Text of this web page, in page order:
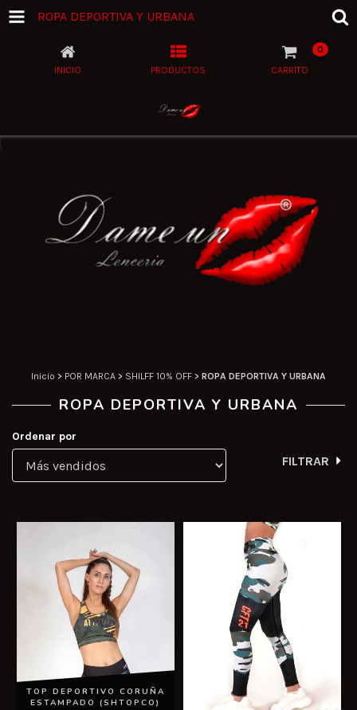
ROPA DEPORTIVA Y URBANA
INICIO PRODUCTOS CARRITO
0
Inicio > POR MARCA > SHILFF 10% OFF > ROPA DEPORTIVA Y URBANA
ROPA DEPORTIVA Y URBANA
Ordenar por
FILTRAR
TOP DEPORTIVO CORUÑA
ESTAMPADO (SHTOPCO)